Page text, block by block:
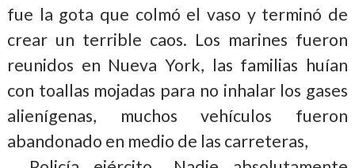
fue la gota que colmó el vaso y terminó de
crear un terrible caos. Los marines fueron
reunidos en Nueva York, las familias huían
con toallas mojadas para no inhalar los gases
alienígenas, muchos vehículos fueron
abandonado en medio de las carreteras,